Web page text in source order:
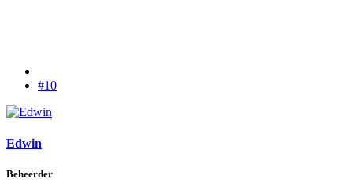
#10
Edwin
Beheerder